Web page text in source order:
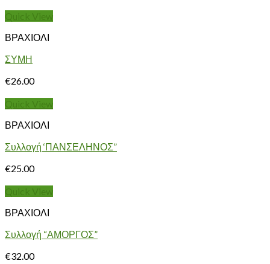
Quick View
ΒΡΑΧΙΟΛΙ
ΣΥΜΗ
€26.00
Quick View
ΒΡΑΧΙΟΛΙ
Συλλογή ‘ΠΑΝΣΕΛΗΝΟΣ”
€25.00
Quick View
ΒΡΑΧΙΟΛΙ
Συλλογή “ΑΜΟΡΓΟΣ”
€32.00